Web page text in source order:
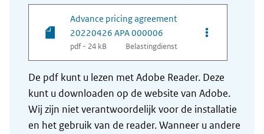
Advance pricing agreement
20220426 APA 000006
pdf - 24 kB Belastingdienst
Opties van
De pdf kunt u lezen met Adobe Reader. Deze
kunt u downloaden op de website van Adobe.
Wij zijn niet verantwoordelijk voor de installatie
en het gebruik van de reader. Wanneer u andere